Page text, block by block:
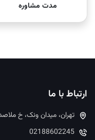
مدت مشاوره
ارتباط با ما
تهران، میدان ونک، خ
02188602245